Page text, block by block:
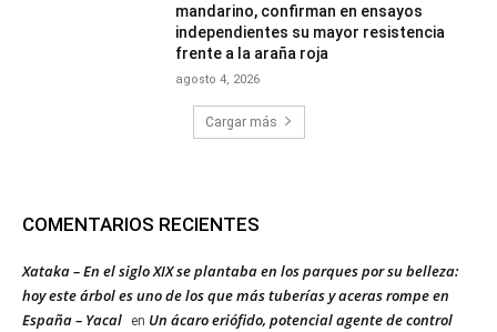
mandarino, confirman en ensayos
independientes su mayor resistencia
frente a la araña roja
agosto 4, 2026
Cargar más
COMENTARIOS RECIENTES
Xataka – En el siglo XIX se plantaba en los parques por su belleza:
hoy este árbol es uno de los que más tuberías y aceras rompe en
España – Yacal
en Un ácaro eriófido, potencial agente de control